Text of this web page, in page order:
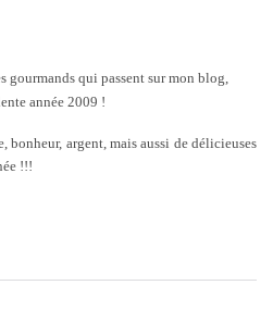
gourmands qui passent sur mon blog,
année 2009 !
bonheur, argent, mais aussi de délicieuses
!!!